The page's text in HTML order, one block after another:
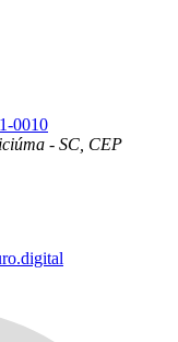
0010
- SC, CEP